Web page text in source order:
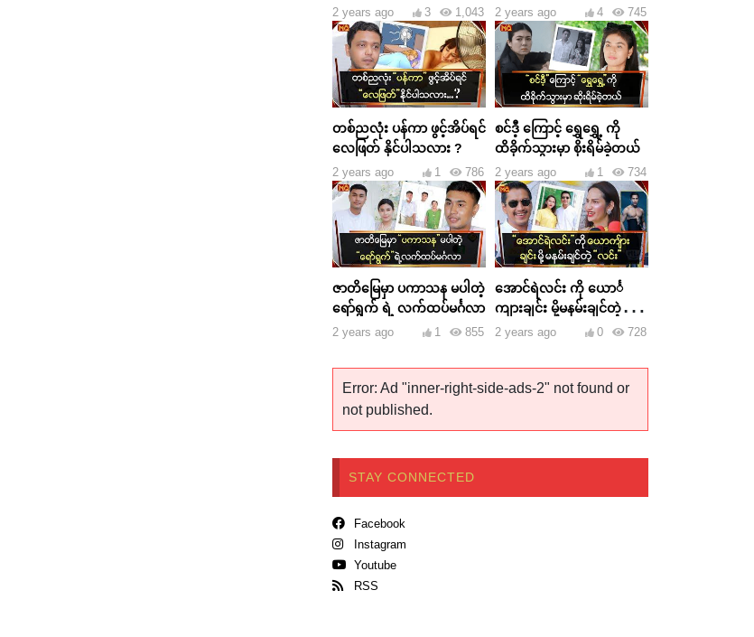
2 years ago 1,043
3
ဇော်
2 years ago 745
4
တစ်ညလုံး ပန်ကာ ဖွင့်အိပ်ရင်
လေဖြတ် နိုင်ပါသလား ?
2 years ago 786
1
စင်ဒီ့ ကြောင့် ရွှေရွှေ့ ကို
ထိခိုက်သွားမှာ စိုးရိမ်ခဲ့တယ်
2 years ago 734
1
ဇာတိမြေမှာ ပကာသန မပါတဲ့
ရော်ရွက် ရဲ့ လက်ထပ်မင်္ဂလာ
2 years ago 855
1
အောင်ရဲလင်း ကို ယောင်္
ကျားချင်း မို့မနမ်းချင်တဲ့
လင်း
2 years ago 728
0
Error: Ad "inner-right-side-ads-2" not found or
not published.
STAY CONNECTED
Facebook
Instagram
Youtube
RSS